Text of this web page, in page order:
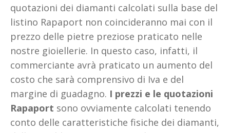
quotazioni dei diamanti calcolati sulla base del
listino Rapaport non coincideranno mai con il
prezzo delle pietre preziose praticato nelle
nostre gioiellerie. In questo caso, infatti, il
commerciante avrà praticato un aumento del
costo che sarà comprensivo di Iva e del
margine di guadagno. I prezzi e le quotazioni
Rapaport sono ovviamente calcolati tenendo
conto delle caratteristiche fisiche dei diamanti,